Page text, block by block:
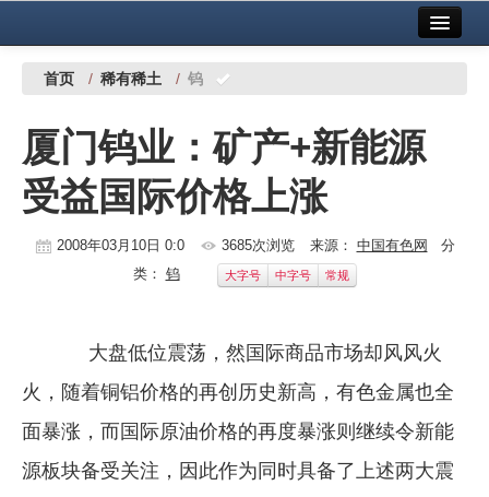
中国有色金属报社主办 广告服务
铜镍铅锌
铝
稀有稀土
镁钛
地矿 建设
党建工作
首页 / 稀有稀土 / 钨
厦门钨业：矿产+新能源
受益国际价格上涨
2008年03月10日 0:0 3685次浏览 来源： 中国有色网 分
类： 钨 大字号 中字号 常规
大盘低位震荡，然国际商品市场却风风火
火，随着铜铝价格的再创历史新高，有色金属也全
面暴涨，而国际原油价格的再度暴涨则继续令新能
源板块备受关注，因此作为同时具备了上述两大震